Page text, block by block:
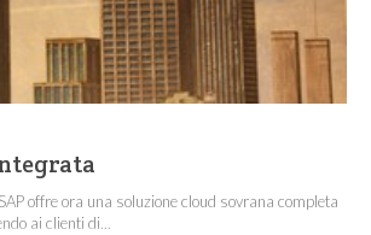
offre ora una soluzione cloud sovrana completa
ai clienti di...